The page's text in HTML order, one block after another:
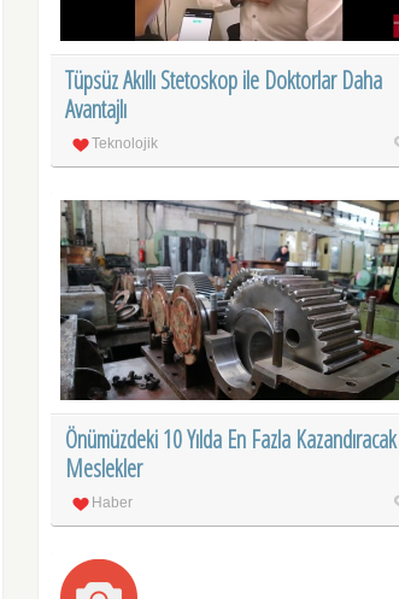
Tüpsüz Akıllı Stetoskop ile Doktorlar Daha
Avantajlı
Teknolojik
Önümüzdeki 10 Yılda En Fazla Kazandıracak
Meslekler
Haber